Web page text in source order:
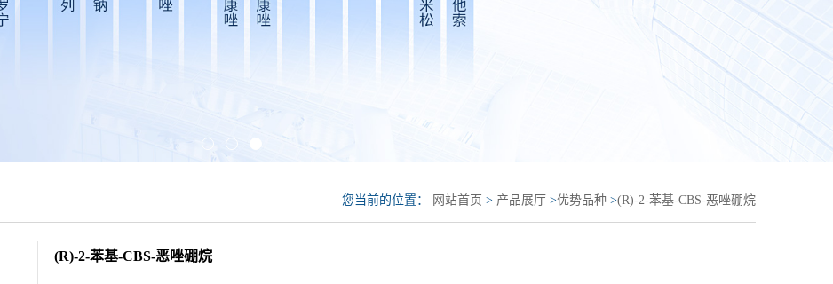
您当前的位置： 网站首页 > 产品展厅 >优势品种 >(R)-2-苯基-CBS-恶唑硼烷
(R)-2-苯基-CBS-恶唑硼烷